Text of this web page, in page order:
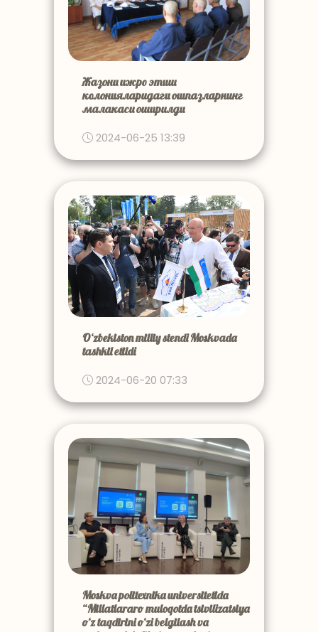
Жазони ижро этиш
колонияларидаги ошпазларнинг
малакаси оширилди
2024-06-25 13:39
O‘zbekiston milliy stendi Moskvada
tashkil etildi
2024-06-20 07:33
Moskva politexnika universitetida
“Millatlararo muloqotda tsivilizatsiya
o‘z taqdirini o‘zi belgilash va